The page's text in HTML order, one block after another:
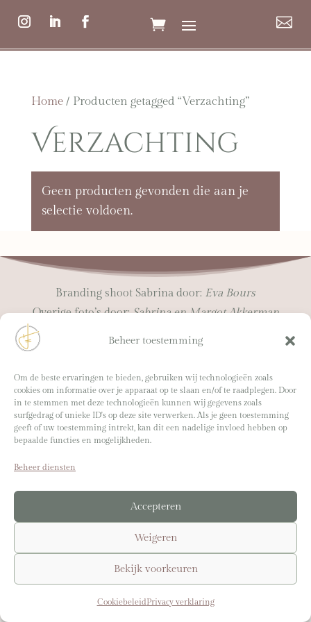
Beheer toestemming
Om de beste ervaringen te bieden, gebruiken wij technologieën zoals
cookies om informatie over je apparaat op te slaan en/of te raadplegen. Door
in te stemmen met deze technologieën kunnen wij gegevens zoals
surfgedrag of unieke ID's op deze site verwerken. Als je geen toestemming
geeft of uw toestemming intrekt, kan dit een nadelige invloed hebben op
bepaalde functies en mogelijkheden.
Beheer diensten
Accepteren
Weigeren
Bekijk voorkeuren
CookiebeleidPrivacy verklaring

Home/ Producten getagged “Verzachting”
Verzachting
Geen producten gevonden die aan je
selectie voldoen.
Branding shoot Sabrina door: Eva Bours
Overige foto’s door:Sabrina en Margot Akkerman
lightwork@sabrinaakkerman.nl
© 2025-2026 Sabrina Akkerman. Alle rechten